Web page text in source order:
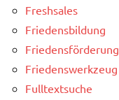
Freshsales
Friedensbildung
Friedensförderung
Friedenswerkzeug
Fulltextsuche